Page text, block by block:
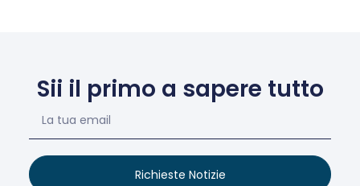
Sii il primo a sapere tutto
Richieste Notizie